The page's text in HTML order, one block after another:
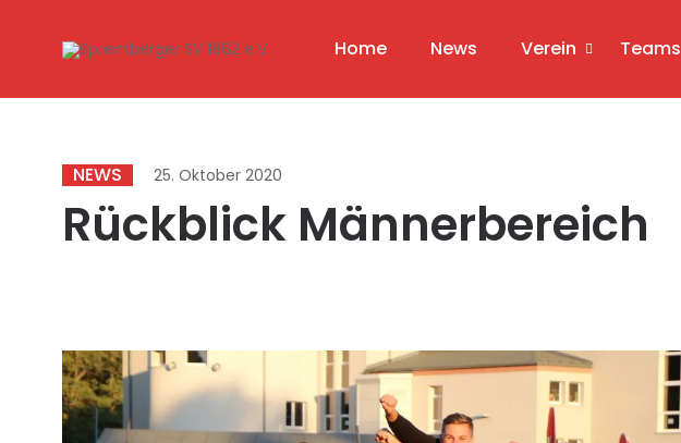
Home News Verein Teams
NEWS 25. Oktober 2020
Rückblick Männerbereich